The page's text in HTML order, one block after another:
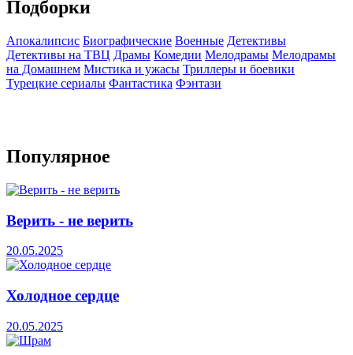
Подборки
Апокалипсис Биографические Военные Детективы
Детективы на ТВЦ Драмы Комедии Мелодрамы Мелодрамы
на Домашнем Мистика и ужасы Триллеры и боевики
Турецкие сериалы Фантастика Фэнтази
Популярное
Верить - не верить
20.05.2025
Холодное сердце
20.05.2025